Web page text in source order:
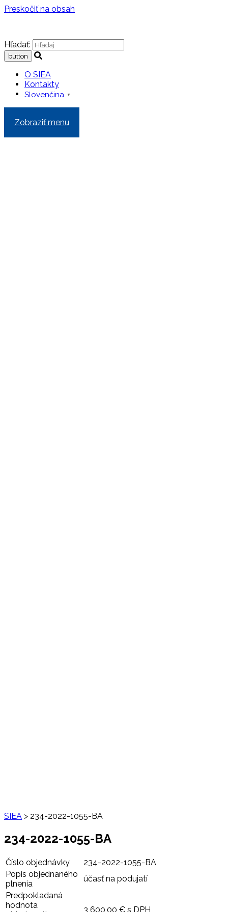
Preskočiť na obsah
Hľadať:
O SIEA
Kontakty
Slovenčina ▼
Zobraziť menu
SIEA > 234-2022-1055-BA
234-2022-1055-BA
Číslo objednávky
234-2022-1055-BA
Popis objednaného
plnenia
účasť na podujatí
Predpokladaná
hodnota
3 600,00 € s DPH